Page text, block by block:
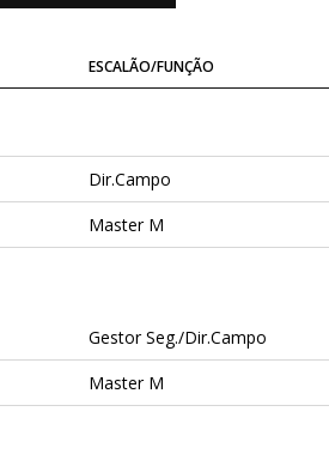
ESCALÃO/FUNÇÃO
Dir.Campo
Master M
Gestor Seg./Dir.Campo
Master M